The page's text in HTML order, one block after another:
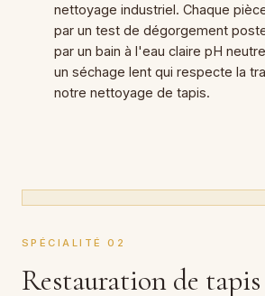
nettoyage industriel. Chaque
par un test de dégorgement
par un bain à l'eau claire pH
un séchage lent qui respecte la
notre nettoyage de tapis.
SPÉCIALITÉ 02
Restauration de